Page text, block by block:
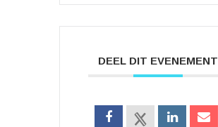
DEEL DIT EVENEMENT